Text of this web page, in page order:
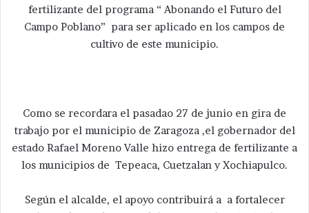
fertilizante del programa “ Abonando el Futuro del
Campo Poblano” para ser aplicado en los campos de
cultivo de este municipio.
Como se recordara el pasadao 27 de junio en gira de
trabajo por el municipio de Zaragoza ,el gobernador del
estado Rafael Moreno Valle hizo entrega de fertilizante a
los municipios de Tepeaca, Cuetzalan y Xochiapulco.
Según el alcalde, el apoyo contribuirá a a fortalecer